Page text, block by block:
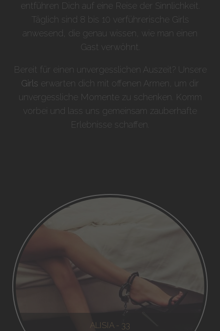
entführen Dich auf eine Reise der Sinnlichkeit.
Täglich sind 8 bis 10 verführerische Girls
anwesend, die genau wissen, wie man einen
Gast verwöhnt.
Bereit für einen unvergesslichen Auszeit? Unsere
Girls erwarten dich mit offenen Armen, um dir
unvergessliche Momente zu schenken. Komm
vorbei und lass uns gemeinsam zauberhafte
Erlebnisse schaffen.
ALISIA - 33